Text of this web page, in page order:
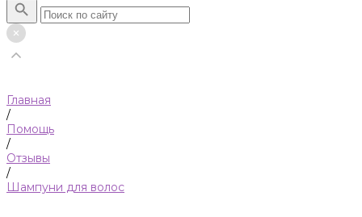
Главная
/
Помощь
/
Отзывы
/
Шампуни для волос